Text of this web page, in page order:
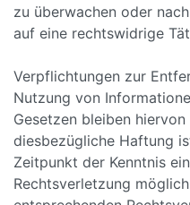
zu überwachen oder
auf eine rechtswidrige
Verpflichtungen zur
Nutzung von
Gesetzen bleiben
diesbezügliche Haftung
Zeitpunkt der Kenntnis
Rechtsverletzung